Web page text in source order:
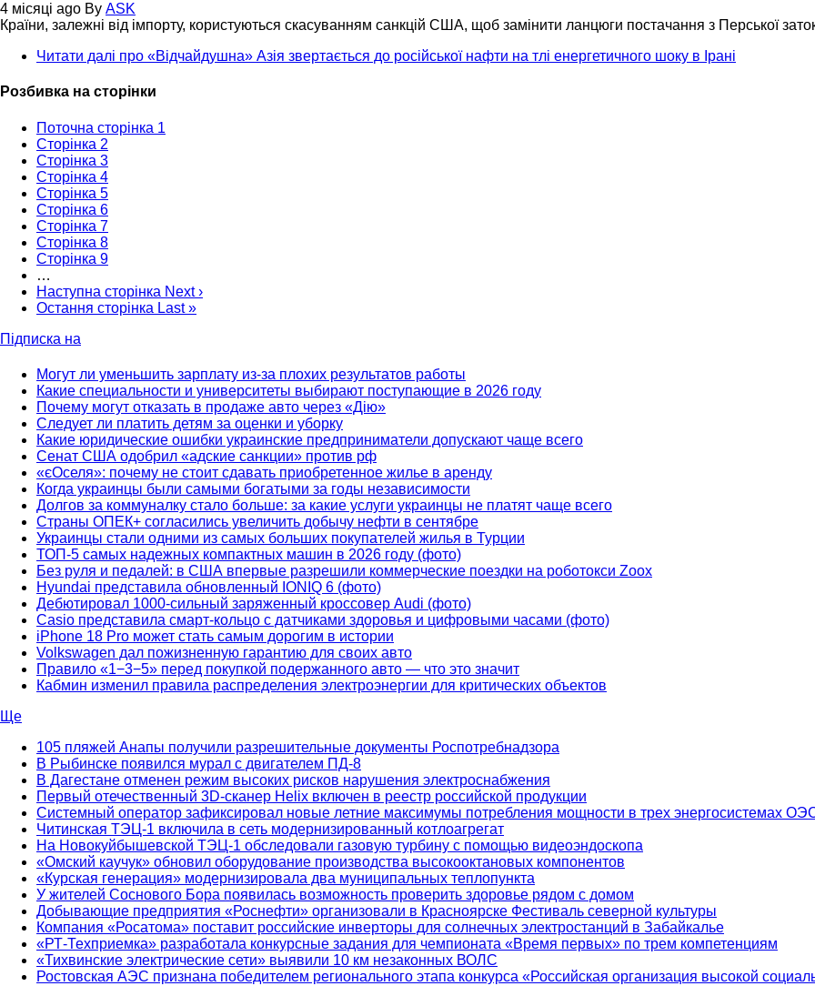
4 місяці ago By ASK
Країни, залежні від імпорту, користуються скасуванням санкцій США, щоб замінити ланцюги постачання з Перської
Читати далі про «Відчайдушна» Азія звертається до російської нафти на тлі енергетичного шоку в Ірані
Розбивка на сторінки
Поточна сторінка 1
Сторінка 2
Сторінка 3
Сторінка 4
Сторінка 5
Сторінка 6
Сторінка 7
Сторінка 8
Сторінка 9
…
Наступна сторінка Next ›
Остання сторінка Last »
Підписка на
Могут ли уменьшить зарплату из-за плохих результатов работы
Какие специальности и университеты выбирают поступающие в 2026 году
Почему могут отказать в продаже авто через «Дію»
Следует ли платить детям за оценки и уборку
Какие юридические ошибки украинские предприниматели допускают чаще всего
Сенат США одобрил «адские санкции» против рф
«єОселя»: почему не стоит сдавать приобретенное жилье в аренду
Когда украинцы были самыми богатыми за годы независимости
Долгов за коммуналку стало больше: за какие услуги украинцы не платят чаще всего
Страны ОПЕК+ согласились увеличить добычу нефти в сентябре
Украинцы стали одними из самых больших покупателей жилья в Турции
ТОП-5 самых надежных компактных машин в 2026 году (фото)
Без руля и педалей: в США впервые разрешили коммерческие поездки на роботокси Zoox
Hyundai представила обновленный IONIQ 6 (фото)
Дебютировал 1000-сильный заряженный кроссовер Audi (фото)
Casio представила смарт-кольцо с датчиками здоровья и цифровыми часами (фото)
iPhone 18 Pro может стать самым дорогим в истории
Volkswagen дал пожизненную гарантию для своих авто
Правило «1−3−5» перед покупкой подержанного авто — что это значит
Кабмин изменил правила распределения электроэнергии для критических объектов
Ще
105 пляжей Анапы получили разрешительные документы Роспотребнадзора
В Рыбинске появился мурал с двигателем ПД-8
В Дагестане отменен режим высоких рисков нарушения электроснабжения
Первый отечественный 3D-сканер Helix включен в реестр российской продукции
Системный оператор зафиксировал новые летние максимумы потребления мощности в трех энергосистемах
Читинская ТЭЦ-1 включила в сеть модернизированный котлоагрегат
На Новокуйбышевской ТЭЦ-1 обследовали газовую турбину с помощью видеоэндоскопа
«Омский каучук» обновил оборудование производства высокооктановых компонентов
«Курская генерация» модернизировала два муниципальных теплопункта
У жителей Соснового Бора появилась возможность проверить здоровье рядом с домом
Добывающие предприятия «Роснефти» организовали в Красноярске Фестиваль северной культуры
Компания «Росатома» поставит российские инверторы для солнечных электростанций в Забайкалье
«РТ-Техприемка» разработала конкурсные задания для чемпионата «Время первых» по трем компетенциям
«Тихвинские электрические сети» выявили 10 км незаконных ВОЛС
Ростовская АЭС признана победителем регионального этапа конкурса «Российская организация высокой